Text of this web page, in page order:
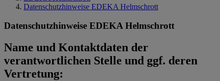
Datenschutzhinweise EDEKA Helmschrott
Datenschutzhinweise EDEKA Helmschrott
Name und Kontaktdaten der
verantwortlichen Stelle und ggf. deren
Vertretung: